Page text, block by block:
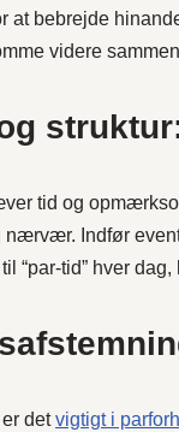
at bebrejde
videre
tid og
Indfør
“par-tid” hver
detvigtigt i